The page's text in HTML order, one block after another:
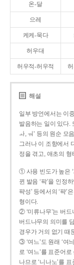
온-달
으레
케케-묵다
허우대
허우적-허우적
해설
일부 방언에서는 이
발음하는 일이 있다.
ㅘ, ㅝ’ 등의 원순 모
그러나 이 조항에서
정을 겪고, 애초의
① 사용 빈도가 높은 ‘
뀐 발음 ‘팍’을 인정
퍅성’ 등에서의 ‘퍅’
형이다.
② ‘미류나무’는 버드
버드나무의 의미를
경우가 거의 없기 때
③ ‘여느’도 원래 ‘여
로 ‘여느’를 표준어로
나므로 ‘니나노’를